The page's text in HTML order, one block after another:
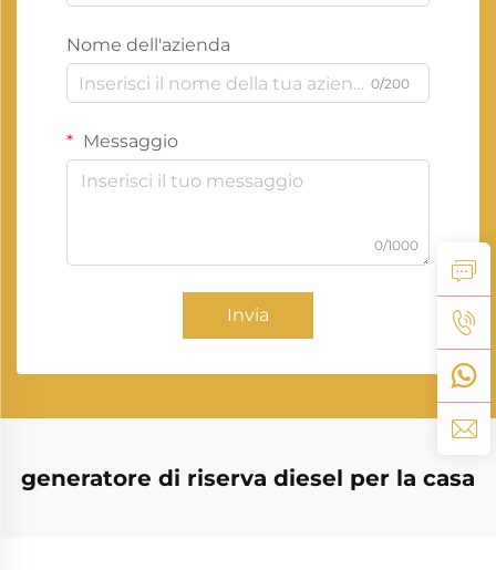
Nome dell'azienda
0/200
Messaggio
0/1000
Invia
generatore di riserva diesel per la casa